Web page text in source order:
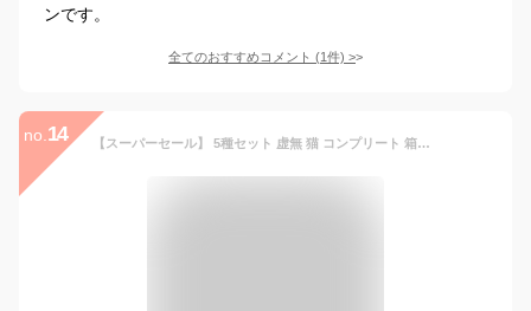
ンです。
全てのおすすめコメント (1件) >
no. 14 【スーパーセール】 5種セット 虚無 猫 コンプリート 箱入り フィギュア ネコ おもしろ ガチャガチャ 猫 ひまつぶし がちゃ